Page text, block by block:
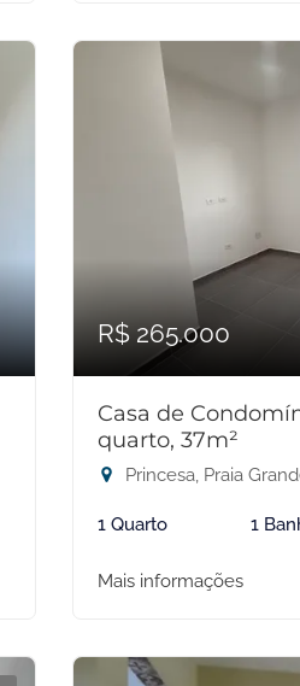
R$ 265.000
Casa de
quarto, 37m²
Princesa, Praia
1 Quarto 1
Mais informações